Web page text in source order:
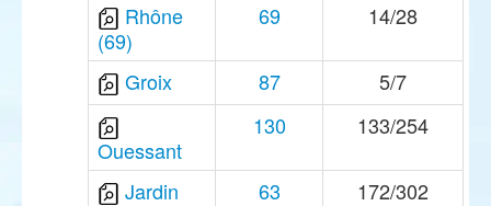
Rhône
(69)
69 14/28
Groix 87 5/7
Ouessant
130 133/254
Jardin 63
172/302